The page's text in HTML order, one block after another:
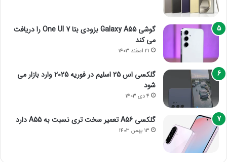
گوشی Galaxy A55 بزودی بتا One UI 7 را دریافت
می کند
21 اسفند 1403
گلکسی اس 25 اسلیم در فوریه 2025 وارد بازار می
شود
4 دی 1403
گلکسی A56 تعمیر سخت تری نسبت به A55 دارد
13 بهمن 1403